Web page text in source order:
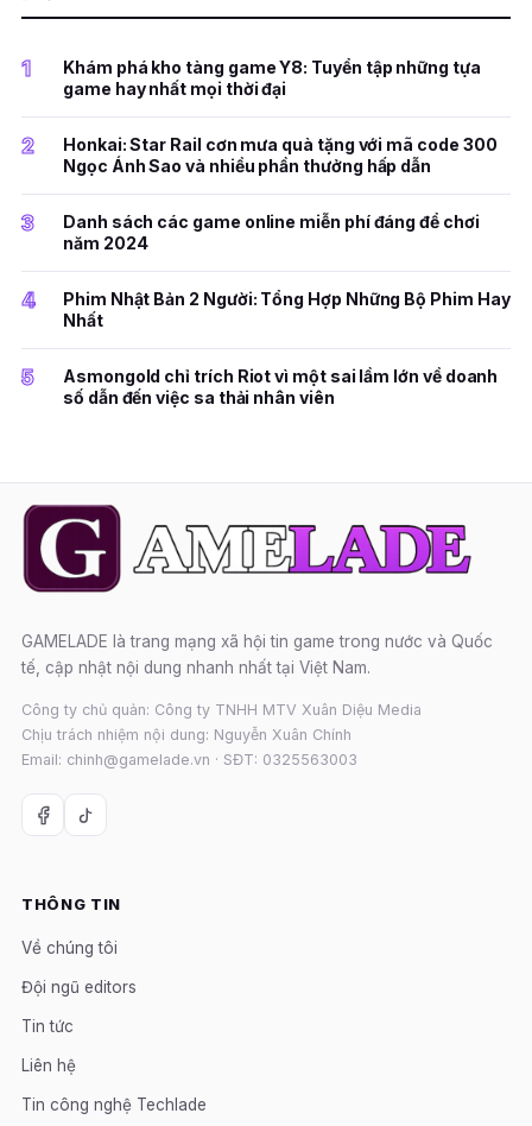
1
Khám phá kho tàng game Y8: Tuyển tập những tựa
game hay nhất mọi thời đại
2
Honkai: Star Rail cơn mưa quà tặng với mã code 300
Ngọc Ánh Sao và nhiều phần thưởng hấp dẫn
3
Danh sách các game online miễn phí đáng để chơi
năm 2024
4
Phim Nhật Bản 2 Người: Tổng Hợp Những Bộ Phim Hay
Nhất
5
Asmongold chỉ trích Riot vì một sai lầm lớn về doanh
số dẫn đến việc sa thải nhân viên
GAMELADE là trang mạng xã hội tin game trong nước và Quốc
tế, cập nhật nội dung nhanh nhất tại Việt Nam.
Công ty chủ quản: Công ty TNHH MTV Xuân Diệu Media
Chịu trách nhiệm nội dung: Nguyễn Xuân Chính
Email: chinh@gamelade.vn · SĐT: 0325563003
THÔNG TIN
Về chúng tôi
Đội ngũ editors
Tin tức
Liên hệ
Tin công nghệ Techlade